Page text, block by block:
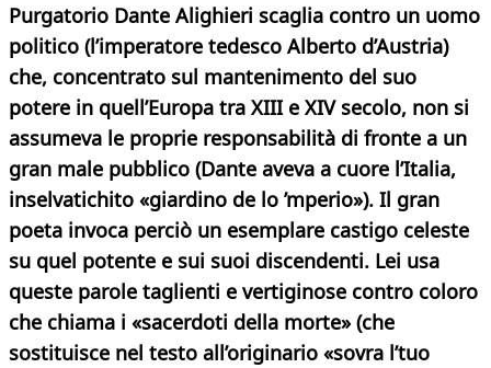
Purgatorio Dante Alighieri scaglia contro un uomo
politico (l’imperatore tedesco Alberto d’Austria)
che, concentrato sul mantenimento del suo
potere in quell’Europa tra XIII e XIV secolo, non si
assumeva le proprie responsabilità di fronte a un
gran male pubblico (Dante aveva a cuore l’Italia,
inselvatichito «giardino de lo ’mperio»). Il gran
poeta invoca perciò un esemplare castigo celeste
su quel potente e sui suoi discendenti. Lei usa
queste parole taglienti e vertiginose contro coloro
che chiama i «sacerdoti della morte» (che
sostituisce nel testo all’originario «sovra l’tuo